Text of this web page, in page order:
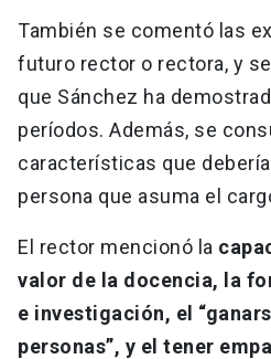
También se comentó las
futuro rector o rectora, y
que Sánchez ha
períodos. Además, se
características que
persona que asuma el
El rector mencionó la
valor de la docencia, la
e investigación, el
personas”, y el tener